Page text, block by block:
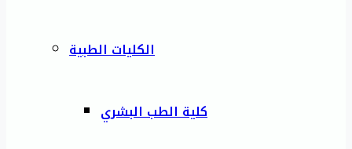
الكليات الطبية
كلية الطب البشري